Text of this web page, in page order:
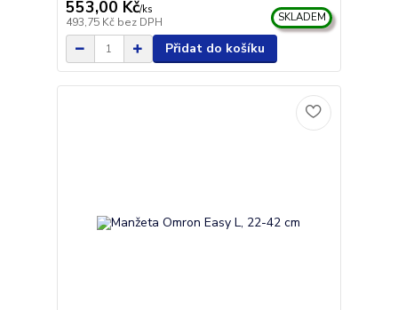
553,00 Kč/ks
493,75 Kč bez DPH SKLADEM
Přidat do košíku